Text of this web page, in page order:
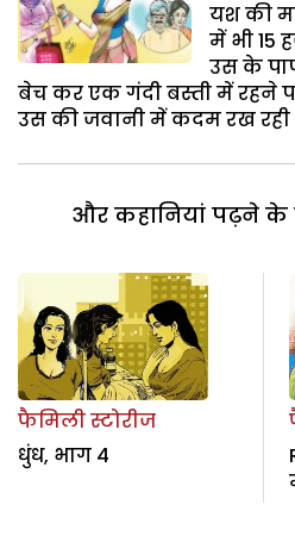
यश की
में भी 15
उस के
बेच कर एक गंदी बस्ती में रहने
उस की जवानी में कदम रख रही
और कहानियां पढ़ने के
फैमिली स्टोरीज
धुंध, भाग 4